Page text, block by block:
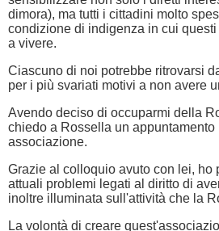
dimora), ma tutti i cittadini molto
condizione di indigenza in cui
a vivere.
Ciascuno di noi potrebbe ritrovarsi
per i più svariati motivi a non avere
Avendo deciso di occuparmi della
chiedo a Rossella un appuntamento
associazione.
Grazie al colloquio avuto con lei, ho
attuali problemi legati al diritto di
inoltre illuminata sull'attività che la
La volontà di creare